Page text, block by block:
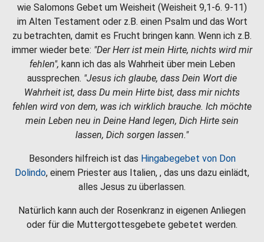
wie Salomons Gebet um Weisheit (Weisheit 9,1-6. 9-11)
im Alten Testament oder z.B. einen Psalm und das Wort
zu betrachten, damit es Frucht bringen kann. Wenn ich z.B.
immer wieder bete: "Der Herr ist mein Hirte, nichts wird mir
fehlen", kann ich das als Wahrheit über mein Leben
aussprechen. "Jesus ich glaube, dass Dein Wort die
Wahrheit ist, dass Du mein Hirte bist, dass mir nichts
fehlen wird von dem, was ich wirklich brauche. Ich möchte
mein Leben neu in Deine Hand legen, Dich Hirte sein
lassen, Dich sorgen lassen."
Besonders hilfreich ist das Hingabegebet von Don
Dolindo, einem Priester aus Italien, , das uns dazu einlädt,
alles Jesus zu überlassen.
Natürlich kann auch der Rosenkranz in eigenen Anliegen
oder für die Muttergottesgebete gebetet werden.